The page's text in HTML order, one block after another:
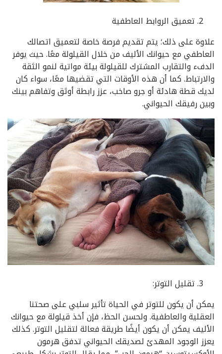
تعميق الروابط العاطفية
علاوة على ذلك؛ يتم تقديم فرصة خاصة لتعميق اتصالك
العاطفي مع حيوانك الأليف من خلال القيلولة معًا. حيث يوفر
الدفء والتقارب المشترك للقيلولة بيئة مواتية لنمو الثقة
والارتباط. كما أن هذه الأوقات التي تقضيها معًا، سواء كان
لديك قطة هادئة أو جرو صاخب، عزز رابطة أوثق وتفاهم بينك
وبين رفيقك الحيواني.
تقليل التوتر:
يمكن أن يكون للتوتر في الحياة تأثير سلبي على صحتنا
العقلية والعاطفية. ولحسن الحظ، فإن أخذ قيلولة مع حيوانك
الأليف يمكن أن يكون أيضًا طريقة فعالة لتقليل التوتر. كذلك
يعزز الوجود المهدئ لصديقك الحيواني تدفق هرمون